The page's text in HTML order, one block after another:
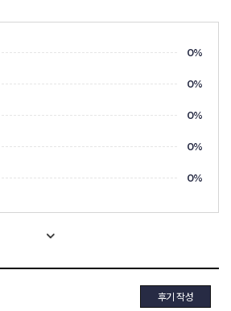
0%
0%
0%
0%
0%
후기 작성